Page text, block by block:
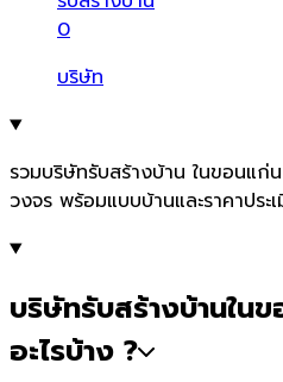
0
บริษัท
รวมบริษัทรับสร้างบ้าน ในขอนแก่
วงจร พร้อมแบบบ้านและราคาประ
บริษัทรับสร้างบ้านใน
อะไรบ้าง ?